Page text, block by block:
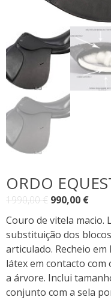
ORDO
1990,00€ O
preço
original
era:
1990,00 €.
990,00 €O
preço
atual
é:
Couro de vitela macio.
substituição dos
articulado. Recheio
látex em contacto com
a árvore. Inclui
conjunto com a sela